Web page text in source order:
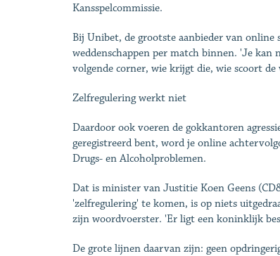
Kansspelcommissie.
Bij Unibet, de grootste aanbieder van online
weddenschappen per match binnen. 'Je kan
volgende corner, wie krijgt die, wie scoort
Zelfregulering werkt niet
Daardoor ook voeren de gokkantoren
geregistreerd bent, word je online
Drugs- en ­Alcoholproblemen.
Dat is minister van Justitie Koen Geens
'zelfregulering' te komen, is op niets
zijn woordvoerster. 'Er ligt een koninklijk
De grote lijnen daarvan zijn: geen